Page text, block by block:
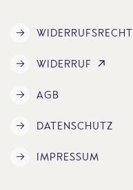
WIDERRUFSRECHT
WIDERRUF
AGB
DATENSCHUTZ
IMPRESSUM